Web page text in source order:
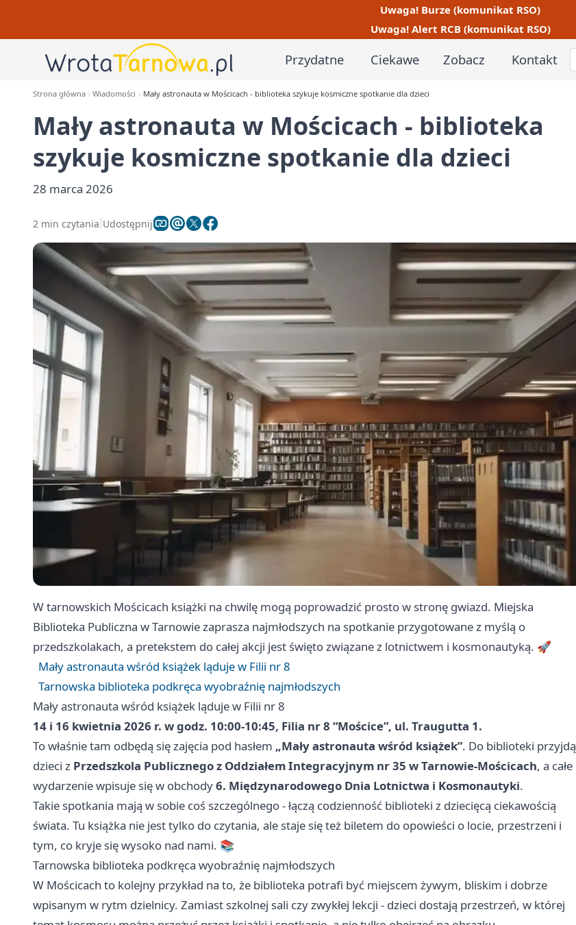
Uwaga! Burze (komunikat RSO)
Uwaga! Alert RCB (komunikat RSO)
Przydatne Ciekawe Zobacz Kontakt
Strona główna Wiadomości Mały astronauta w Mościcach - biblioteka szykuje kosmiczne spotkanie dla dzieci
Mały astronauta w Mościcach - biblioteka
szykuje kosmiczne spotkanie dla dzieci
28 marca 2026
2 min czytania Udostępnij
W tarnowskich Mościcach książki na chwilę mogą poprowadzić prosto w stronę gwiazd. Miejska
Biblioteka Publiczna w Tarnowie zaprasza najmłodszych na spotkanie przygotowane z myślą o
przedszkolakach, a pretekstem do całej akcji jest święto związane z lotnictwem i kosmonautyką. 🚀
Mały astronauta wśród książek ląduje w Filii nr 8
Tarnowska biblioteka podkręca wyobraźnię najmłodszych
Mały astronauta wśród książek ląduje w Filii nr 8
14 i 16 kwietnia 2026 r. w godz. 10:00-10:45, Filia nr 8 “Mościce”, ul. Traugutta 1.
To właśnie tam odbędą się zajęcia pod hasłem „Mały astronauta wśród książek”. Do biblioteki przyjdą
dzieci z Przedszkola Publicznego z Oddziałem Integracyjnym nr 35 w Tarnowie-Mościcach, a całe
wydarzenie wpisuje się w obchody6. Międzynarodowego Dnia Lotnictwa i Kosmonautyki.
Takie spotkania mają w sobie coś szczególnego - łączą codzienność biblioteki z dziecięcą ciekawością
świata. Tu książka nie jest tylko do czytania, ale staje się też biletem do opowieści o locie, przestrzeni i
tym, co kryje się wysoko nad nami. 📚
Tarnowska biblioteka podkręca wyobraźnię najmłodszych
W Mościcach to kolejny przykład na to, że biblioteka potrafi być miejscem żywym, bliskim i dobrze
wpisanym w rytm dzielnicy. Zamiast szkolnej sali czy zwykłej lekcji - dzieci dostają przestrzeń, w której